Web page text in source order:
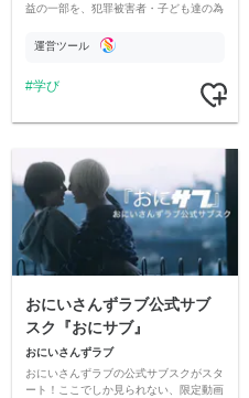
益の一部を、犯罪被害者・子ども達の為
す運営ツール
学び
おにいさんずラブ公式サブ
スク『おにサブ』
おにいさんずラブ
おにいさんずラブの公式サブスクがスタ
ート！ここでしか見られない、限定動画